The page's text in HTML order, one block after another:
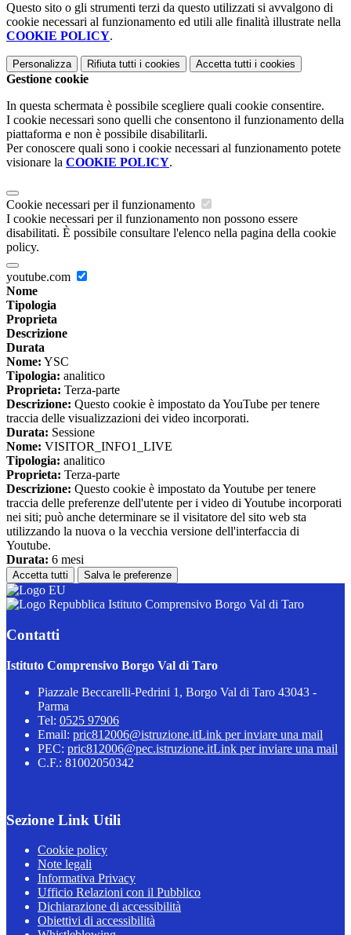
Questo sito o gli strumenti terzi da questo utilizzati si avvalgono di
cookie necessari al funzionamento ed utili alle finalità illustrate nella
COOKIE POLICY.
Personalizza Rifiuta tutti i cookies Accetta tutti i cookies
Gestione cookie
In questa schermata è possibile scegliere quali cookie consentire.
I cookie necessari sono quelli che consentono il funzionamento della
piattaforma e non è possibile disabilitarli.
Per conoscere quali sono i cookie necessari al funzionamento potete
visionare la COOKIE POLICY.
Cookie necessari per il funzionamento
I cookie necessari per il funzionamento non possono essere
disabilitati. È possibile consultare l'elenco nella pagina della cookie
policy.
youtube.com
Nome
Tipologia
Proprieta
Descrizione
Durata
Nome: YSC
Tipologia: analitico
Proprieta: Terza-parte
Descrizione: Questo cookie è impostato da YouTube per tenere
traccia delle visualizzazioni dei video incorporati.
Durata: Sessione
Nome: VISITOR_INFO1_LIVE
Tipologia: analitico
Proprieta: Terza-parte
Descrizione: Questo cookie è impostato da Youtube per tenere
traccia delle preferenze dell'utente per i video di Youtube incorporati
nei siti; può anche determinare se il visitatore del sito web sta
utilizzando la nuova o la vecchia versione dell'interfaccia di
Youtube.
Durata: 6 mesi
Accetta tutti Salva le preferenze
Istituto Comprensivo Borgo Val di Taro
Contatti
Istituto Comprensivo Borgo Val di Taro
Piazzale Beccarelli-Pedrini 1, Borgo Val di Taro 43043 -
Parma
Tel: 0525 97906
Email: pric812006@istruzione.itLink per inviare una mail
PEC: pric812006@pec.istruzione.itLink per inviare una mail
C.F.: 81002050342
Sezione Link Utili
Cookie policy
Note legali
Informativa Privacy
Ufficio Relazioni con il Pubblico
Dichiarazione di accessibilità
Obiettivi di accessibilità